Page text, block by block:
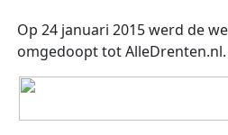
Op 24 januari 2015 werd de
omgedoopt tot AlleDrenten.nl.